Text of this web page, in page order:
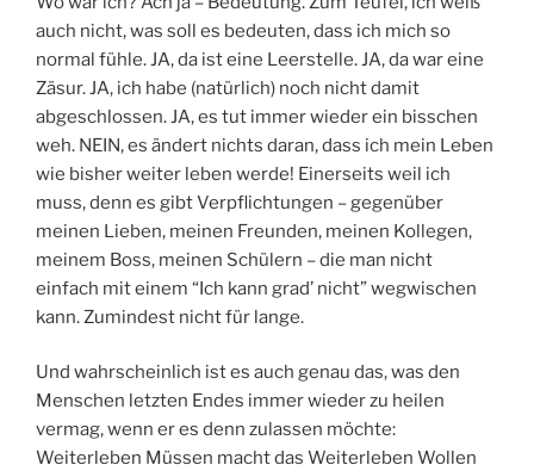
auch nicht, was soll es bedeuten, dass ich mich so
normal fühle. JA, da ist eine Leerstelle. JA, da war eine
Zäsur. JA, ich habe (natürlich) noch nicht damit
abgeschlossen. JA, es tut immer wieder ein bisschen
weh. NEIN, es ändert nichts daran, dass ich mein Leben
wie bisher weiter leben werde! Einerseits weil ich
muss, denn es gibt Verpflichtungen – gegenüber
meinen Lieben, meinen Freunden, meinen Kollegen,
meinem Boss, meinen Schülern – die man nicht
einfach mit einem “Ich kann grad’ nicht” wegwischen
kann. Zumindest nicht für lange.
Und wahrscheinlich ist es auch genau das, was den
Menschen letzten Endes immer wieder zu heilen
vermag, wenn er es denn zulassen möchte:
Weiterleben Müssen macht das Weiterleben Wollen